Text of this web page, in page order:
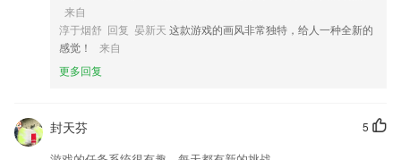
应用商店进行打分评论，说出您的使用经历，以帮助我们更好的对产品进
行优化修改。
来自
淳于烟舒 回复 晏新天 这款游戏的画风非常独特，给人一种全新的
感觉！
来自
更多回复
5
封天芬